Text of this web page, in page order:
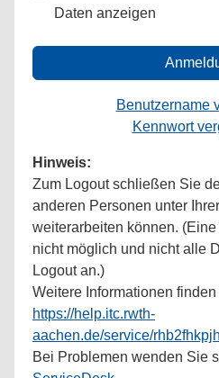
Daten anzeigen
Benutzername
Kennwort
Hinweis:
Zum Logout schließen Sie
anderen Personen unter
weiterarbeiten können.
nicht möglich und nicht alle
Logout an.)
Weitere Informationen
https://help.itc.rwth-
aachen.de/service/
Bei Problemen wenden Sie